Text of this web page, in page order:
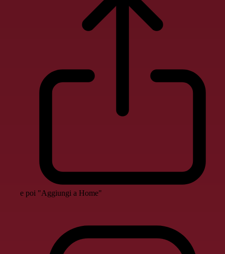
e poi "Aggiungi a Home"